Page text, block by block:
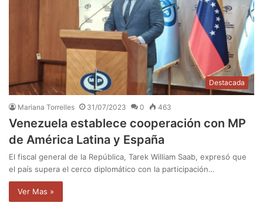
Destacada
Mariana Torrelles 31/07/2023 0 463
Venezuela establece cooperación con MP
de América Latina y España
El fiscal general de la República, Tarek William Saab, expresó que
el país supera el cerco diplomático con la participación…
Ver Mas »